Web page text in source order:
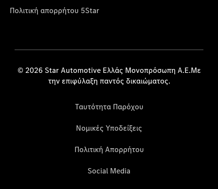
Πολιτική απορρήτου 5Star
© 2026 Star Automotive Ελλάς Μονοπρόσωπη Α.Ε.Με
την επιφύλαξη παντός δικαιώματος.
Ταυτότητα Παρόχου
Νομικές Υποδείξεις
Πολιτική Απορρήτου
Social Media